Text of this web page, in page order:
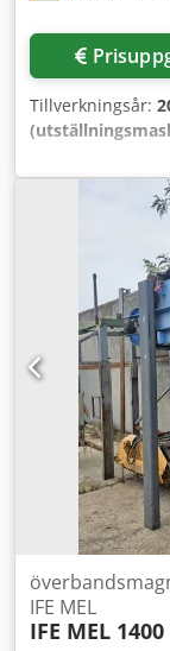
Tillverkningsår:
inkl. skiljeplåt,
Abwok +
för separering +
Inlopp: 365 x
IFE MEL
IFE MEL 1400